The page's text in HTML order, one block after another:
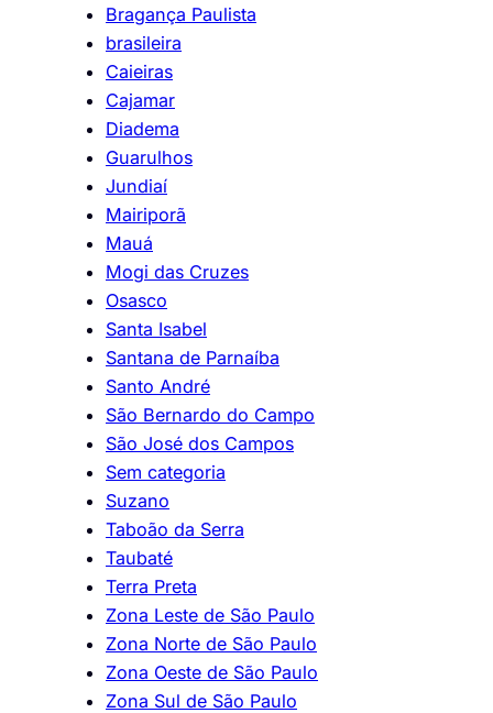
Bragança Paulista
brasileira
Caieiras
Cajamar
Diadema
Guarulhos
Jundiaí
Mairiporã
Mauá
Mogi das Cruzes
Osasco
Santa Isabel
Santana de Parnaíba
Santo André
São Bernardo do Campo
São José dos Campos
Sem categoria
Suzano
Taboão da Serra
Taubaté
Terra Preta
Zona Leste de São Paulo
Zona Norte de São Paulo
Zona Oeste de São Paulo
Zona Sul de São Paulo